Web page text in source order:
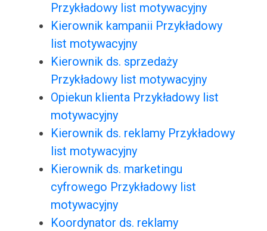
Przykładowy list motywacyjny
Kierownik kampanii Przykładowy
list motywacyjny
Kierownik ds. sprzedaży
Przykładowy list motywacyjny
Opiekun klienta Przykładowy list
motywacyjny
Kierownik ds. reklamy Przykładowy
list motywacyjny
Kierownik ds. marketingu
cyfrowego Przykładowy list
motywacyjny
Koordynator ds. reklamy